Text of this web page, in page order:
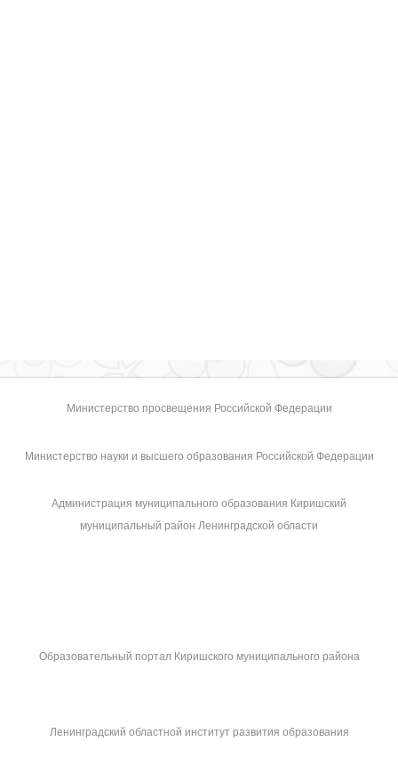
Министерство просвещения Российской Федерации
Министерство науки и высшего образования Российской Федерации
Администрация муниципального образования Киришский
муниципальный район Ленинградской области
Образовательный портал Киришского муниципального района
Ленинградский областной институт развития образования